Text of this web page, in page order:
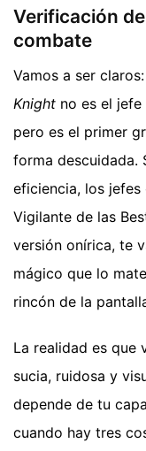
Verificación
combate
Vamos a ser
Knight no es el
pero es el primer
forma descuidada.
eficiencia, los jefes
Vigilante de las
versión onírica, te
mágico que lo
rincón de la
La realidad es que
sucia, ruidosa y
depende de tu
cuando hay tres